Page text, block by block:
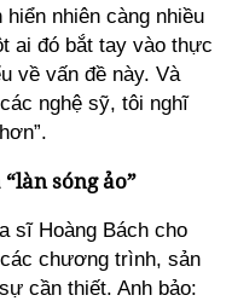
nhiên càng nhiều
ai đó bắt tay vào thực
về vấn đề này. Và
nghệ sỹ, tôi nghĩ
sóng ảo”
sĩ Hoàng Bách cho
chương trình, sản
cần thiết. Anh bảo: